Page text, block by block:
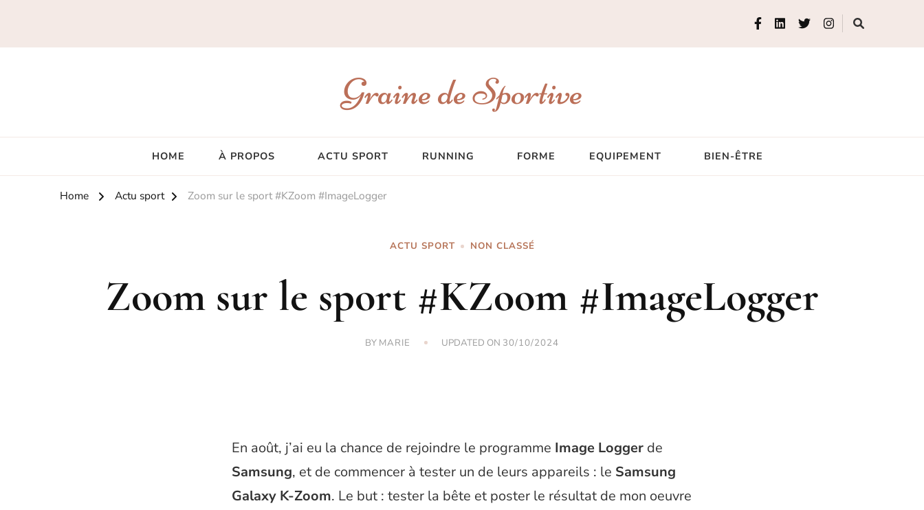
Graine de Sportive
HOME À PROPOS ACTU SPORT RUNNING FORME EQUIPEMENT BIEN-ÊTRE
Home Actu sport Zoom sur le sport #KZoom #ImageLogger
ACTU SPORT NON CLASSÉ
Zoom sur le sport #KZoom #ImageLogger
BY MARIE UPDATED ON 30/10/2024
En août, j’ai eu la chance de rejoindre le programme Image Logger de
Samsung, et de commencer à tester un de leurs appareils : le Samsung
Galaxy K-Zoom. Le but : tester la bête et poster le résultat de mon oeuvre